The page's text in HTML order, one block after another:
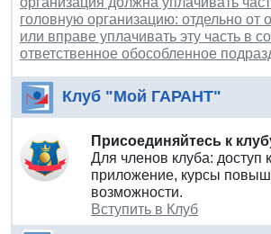
головную организацию: отдельно
или вправе уплачивать эту часть в
ответственное обособленное
Клуб "Мой ГАРАНТ"
Присоединяйтесь к
Для членов клуба:
приложение, курсы
возможности.
Вступить в Клуб